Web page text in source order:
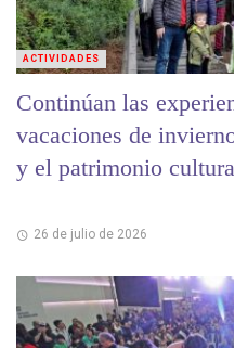
Continúan las
vacaciones de
y el patrimonio
26 de julio de 2026
ACTIVIDADES